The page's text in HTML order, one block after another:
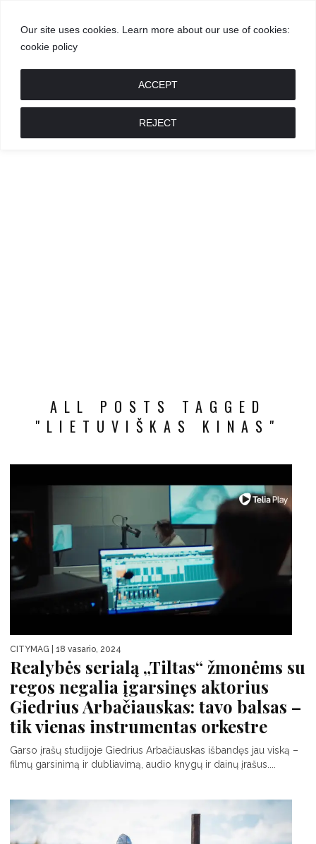
Our site uses cookies. Learn more about our use of cookies:
cookie policy
REJECT
ACCEPT
GROŽIS
MADA
ALL POSTS TAGGED
"LIETUVIŠKAS KINAS"
CITYMAG | 18 vasario, 2024
Realybės serialą „Tiltas“ žmonėms su
regos negalia įgarsinęs aktorius
Giedrius Arbačiauskas: tavo balsas –
tik vienas instrumentas orkestre
Garso įrašų studijoje Giedrius Arbačiauskas išbandęs jau viską –
filmų garsinimą ir dubliavimą, audio knygų ir dainų įrašus....